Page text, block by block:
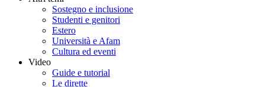
Sostegno e inclusione
Studenti e genitori
Estero
Università e Afam
Cultura ed eventi
Video
Guide e tutorial
Le dirette